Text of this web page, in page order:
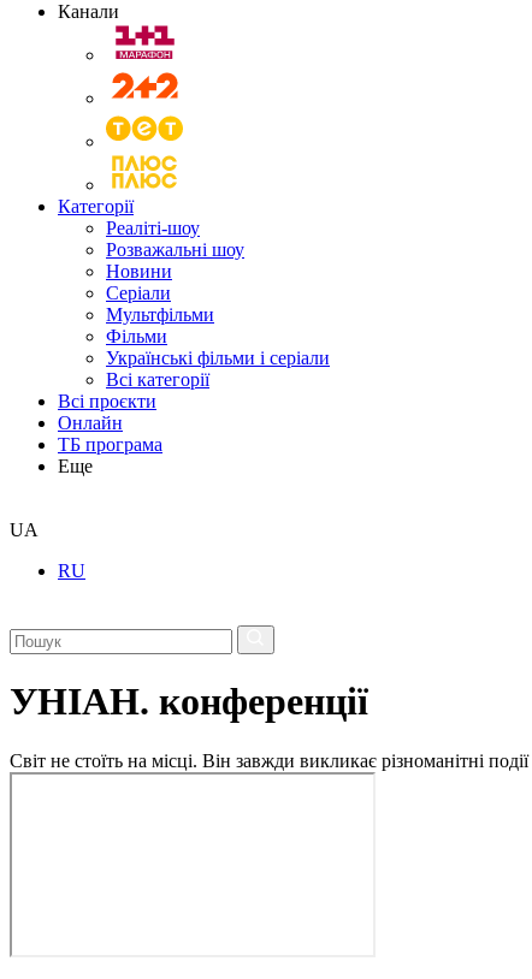
Канали
Категорії
Реаліті-шоу
Розважальні шоу
Новини
Серіали
Мультфільми
Фільми
Українські фільми і серіали
Всі категорії
Всі проєкти
Онлайн
ТБ програма
Еще
UA
RU
УНІАН. конференції
Світ не стоїть на місці. Він завжди викликає різноманітні